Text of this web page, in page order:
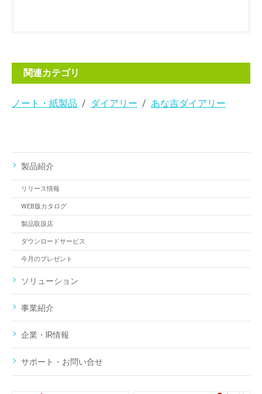
関連カテゴリ
ノート・紙製品 ダイアリー あな吉ダイアリー
製品紹介
リリース情報
WEB版カタログ
製品取扱店
ダウンロードサービス
今月のプレゼント
ソリューション
事業紹介
企業・IR情報
サポート・お問い合せ